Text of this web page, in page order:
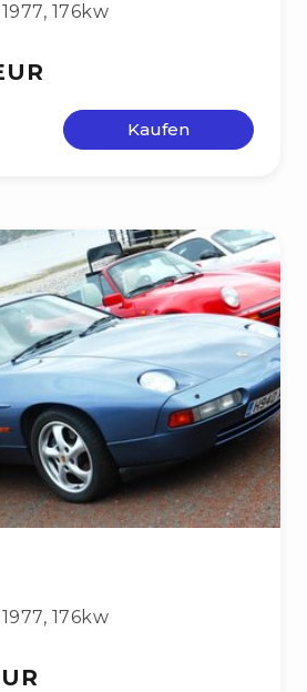
1977, 176kw
Kaufen
1977, 176kw